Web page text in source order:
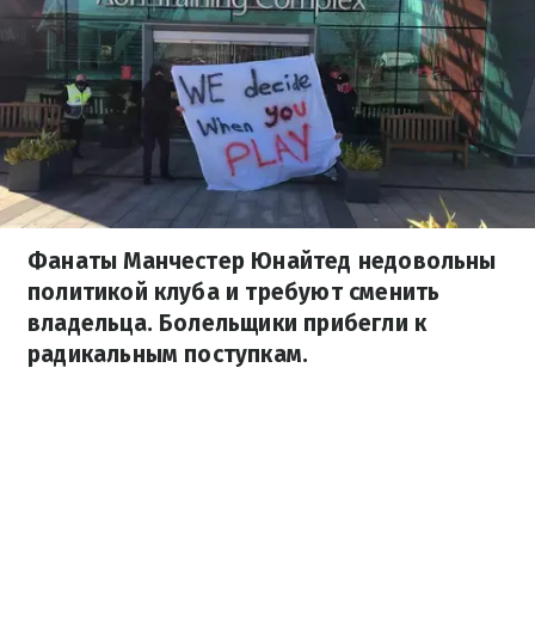
Фанаты Манчестер Юнайтед недовольны
политикой клуба и требуют сменить
владельца. Болельщики прибегли к
радикальным поступкам.